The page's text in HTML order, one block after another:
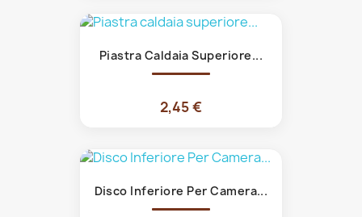
Piastra Caldaia Superiore...
2,45 €
Disco Inferiore Per Camera...